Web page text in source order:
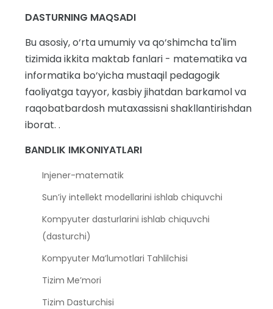
DASTURNING MAQSADI
Bu asosiy, o‘rta umumiy va qo‘shimcha ta'lim
tizimida ikkita maktab fanlari - matematika va
informatika bo‘yicha mustaqil pedagogik
faoliyatga tayyor, kasbiy jihatdan barkamol va
raqobatbardosh mutaxassisni shakllantirishdan
iborat. .
BANDLIK IMKONIYATLARI
Injener-matematik
Sun’iy intellekt modellarini ishlab chiquvchi
Kompyuter dasturlarini ishlab chiquvchi
(dasturchi)
Kompyuter Ma’lumotlari Tahlilchisi
Tizim Me’mori
Tizim Dasturchisi